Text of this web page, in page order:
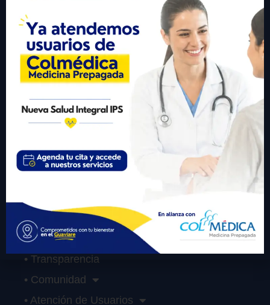
+57 310 6246977
Visitante #
Links Importantes
• Servicios
• Participa
• Transparencia
• Comunidad
• Atención de Usuarios